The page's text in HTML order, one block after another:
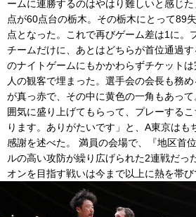
ームに連勝するのはやはり難しいと感じ
点が60点台の栃木。その栃木にとって89
点となった。これで再びゲーム差は1に。
チームだけに、あとはどちらが首位通過
のナイトゲームにもかかわらずチケット
人の観客で埋まった。選手会の会長も務
が真っ赤で、その中に黄色の一角もあっ
囲気に盛り上げてもらって、プレーする
ります。ありがたいです」と、A東京はも
感謝を述べた。 満員の会場で、『地区首
ルの高い攻防が繰り広げられた2連戦だっ
オンを目指す戦いは今まで以上に熱を帯び